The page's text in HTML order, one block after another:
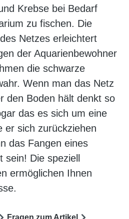
Krebse bei Bedarf
zu fischen. Die
Netzes erleichtert
der Aquarienbewohner
die schwarze
Wenn man das Netz
den Boden hält denkt so
das es sich um eine
er sich zurückziehen
das Fangen eines
Die speziell
ermöglichen Ihnen
Fragen zum Artikel